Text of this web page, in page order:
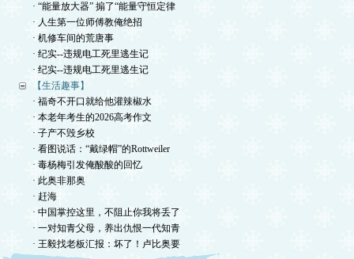
· “能量放大器” 搧了“能量守恒定律
· 人生第一位师傅教俺绝招
· 机修车间的荒唐事
· 纪实--违规电工死里逃生记
· 纪实--违规电工死里逃生记
【生活趣事】
· 福奇不开口就给他灌辣椒水
· 本老年考生的2026高考作文
· 子产不毁乡校
· 看图说话：“戴绿帽”的Rottweiler
· 毒杨梅引发俺酸酸的回忆
· 此奥非那奥
· 赶海
· 中国掌控这里，不阻止你我将丢了
· 一对知青父母，养出仇恨一代知青
· 王毅找老板汇报：坏了！卢比奥要